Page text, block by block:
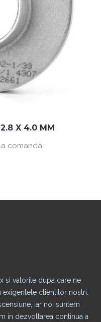
X 4.0 MM
comanda
si valorile dupa care ne
clientilor nostri.
iar noi suntem
in dezvoltarea continua a